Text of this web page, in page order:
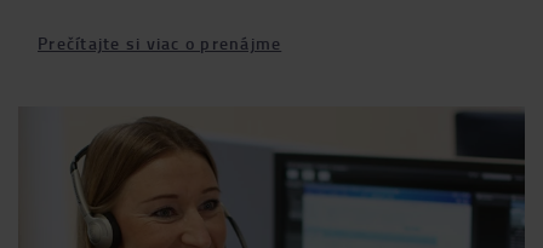
Prečítajte si viac o prenájme